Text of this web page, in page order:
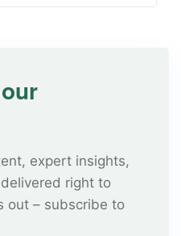
expert insights,
right to
out – subscribe to